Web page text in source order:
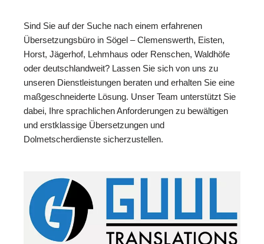
Sind Sie auf der Suche nach einem erfahrenen
Übersetzungsbüro in Sögel – Clemenswerth, Eisten,
Horst, Jägerhof, Lehmhaus oder Renschen, Waldhöfe
oder deutschlandweit? Lassen Sie sich von uns zu
unseren Dienstleistungen beraten und erhalten Sie eine
maßgeschneiderte Lösung. Unser Team unterstützt Sie
dabei, Ihre sprachlichen Anforderungen zu bewältigen
und erstklassige Übersetzungen und
Dolmetscherdienste sicherzustellen.